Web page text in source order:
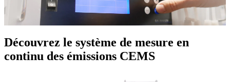
Découvrez le système de mesure en
continu des émissions CEMS